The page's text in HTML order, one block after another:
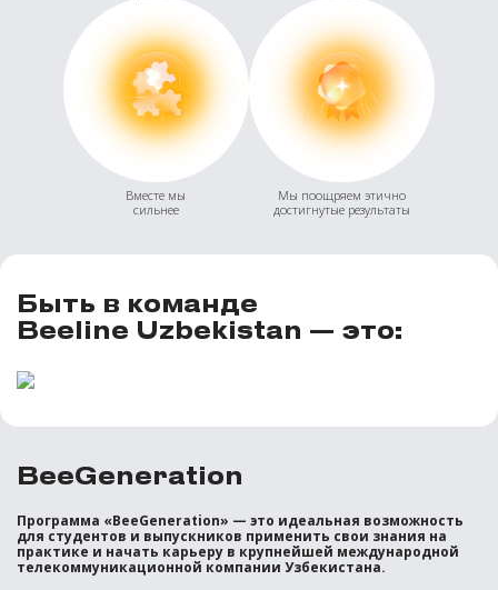
Вместе мы
сильнее
Мы поощряем этично
достигнутые результаты
Быть в команде
Beeline Uzbekistan — это:
BeeGeneration
Программа «BeeGeneration» — это идеальная возможность
для студентов и выпускников применить свои знания на
практике и начать карьеру в крупнейшей международной
телекоммуникационной компании Узбекистана.